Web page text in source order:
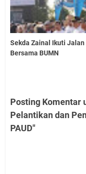
Sekda Zainal Ikuti Jalan
Bersama BUMN
Posting Komentar
Pelantikan dan
PAUD"